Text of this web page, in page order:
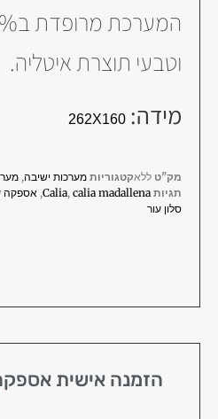
וטבעי תוצרת איטליה.
מידה: 262X160
מק"ט ללאקטגוריות מערכות ישיבה,
תגיות
Calia, calia madallena
, אספקה עד 90 ימי
סלון עור
הזמנה אישית